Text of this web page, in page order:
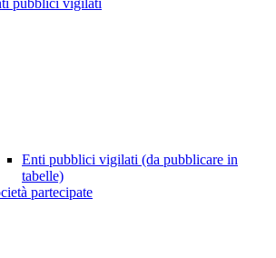
pubblici vigilati
Enti pubblici vigilati (da pubblicare in
tabelle)
partecipate